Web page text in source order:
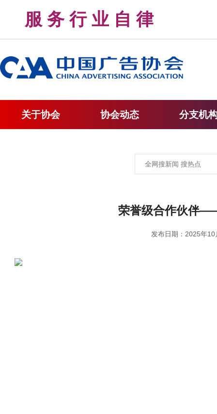
服 务 行 业 自 律
关于协会 协会动态 分支机
荣誉级合作伙伴
发布日期：2025年10